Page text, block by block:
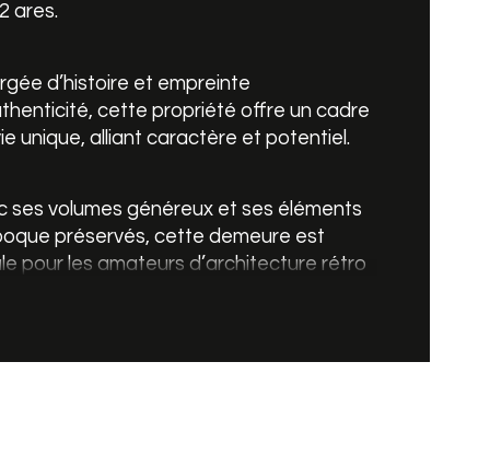
salle de bains
ares.
d’histoire et empreinte
cette propriété offre un cadre
unique, alliant caractère et potentiel.
ses volumes généreux et ses éléments
préservés, cette demeure est
pour les amateurs d’architecture rétro